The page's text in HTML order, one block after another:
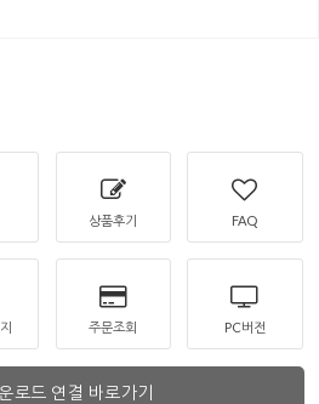
상품후기 FAQ
주문조회 PC버전
로드 연결 바로가기